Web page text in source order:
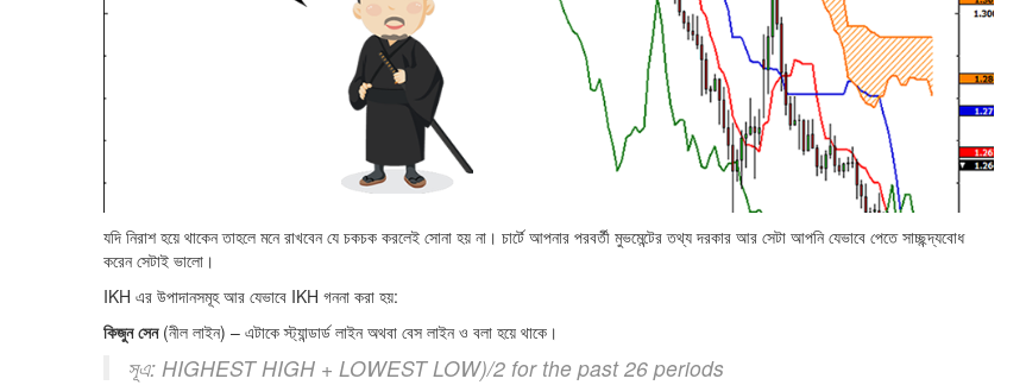
যদি নিরাশ হয়ে থাকেন তাহলে মনে রাখবেন যে চকচক করলেই সোনা হয় না। চার্টে আপনার পরবর্তী মুভমেন্টের তথ্য দরকার আর সেটা আপনি যেভাবে পেতে সাচ্ছন্দ্যবোধ
করেন সেটাই ভালো।
IKH এর উপাদানসমূহ আর যেভাবে IKH গননা করা হয়:
কিজুন সেন(নীল লাইন) – এটাকে স্ট্যান্ডার্ড লাইন অথবা বেস লাইন ও বলা হয়ে থাকে।
সূএ: HIGHEST HIGH + LOWEST LOW)/2 for the past 26 periods